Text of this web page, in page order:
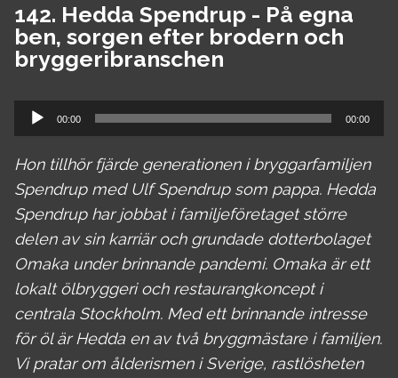
142. Hedda Spendrup - På egna
ben, sorgen efter brodern och
bryggeribranschen
Ljudspelare
00:00 00:00
Hon tillhör fjärde generationen i bryggarfamiljen
Spendrup med Ulf Spendrup som pappa. Hedda
Spendrup har jobbat i familjeföretaget större
delen av sin karriär och grundade dotterbolaget
Omaka under brinnande pandemi. Omaka är ett
lokalt ölbryggeri och restaurangkoncept i
centrala Stockholm. Med ett brinnande intresse
för öl är Hedda en av två bryggmästare i familjen.
Vi pratar om ålderismen i Sverige, rastlösheten